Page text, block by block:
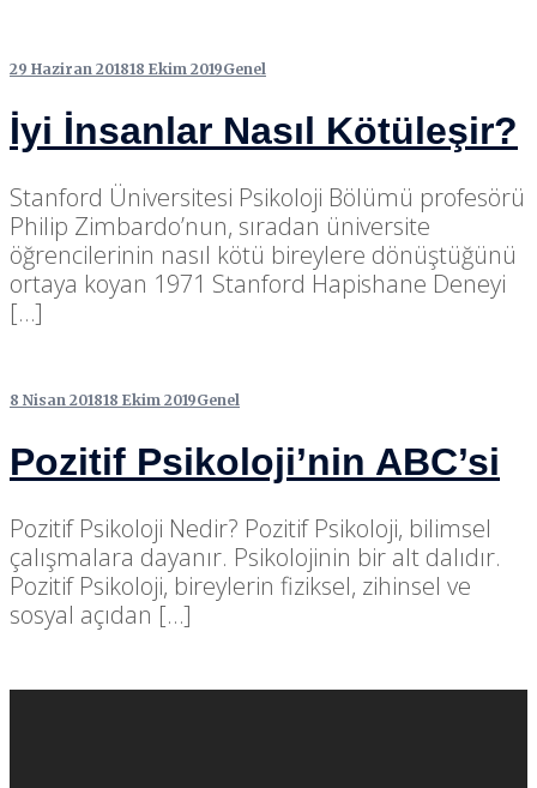
29 Haziran 201818 Ekim 2019Genel
İyi İnsanlar Nasıl Kötüleşir?
Stanford Üniversitesi Psikoloji Bölümü profesörü
Philip Zimbardo’nun, sıradan üniversite
öğrencilerinin nasıl kötü bireylere dönüştüğünü
ortaya koyan 1971 Stanford Hapishane Deneyi
[…]
8 Nisan 201818 Ekim 2019Genel
Pozitif Psikoloji’nin ABC’si
Pozitif Psikoloji Nedir? Pozitif Psikoloji, bilimsel
çalışmalara dayanır. Psikolojinin bir alt dalıdır.
Pozitif Psikoloji, bireylerin fiziksel, zihinsel ve
sosyal açıdan […]